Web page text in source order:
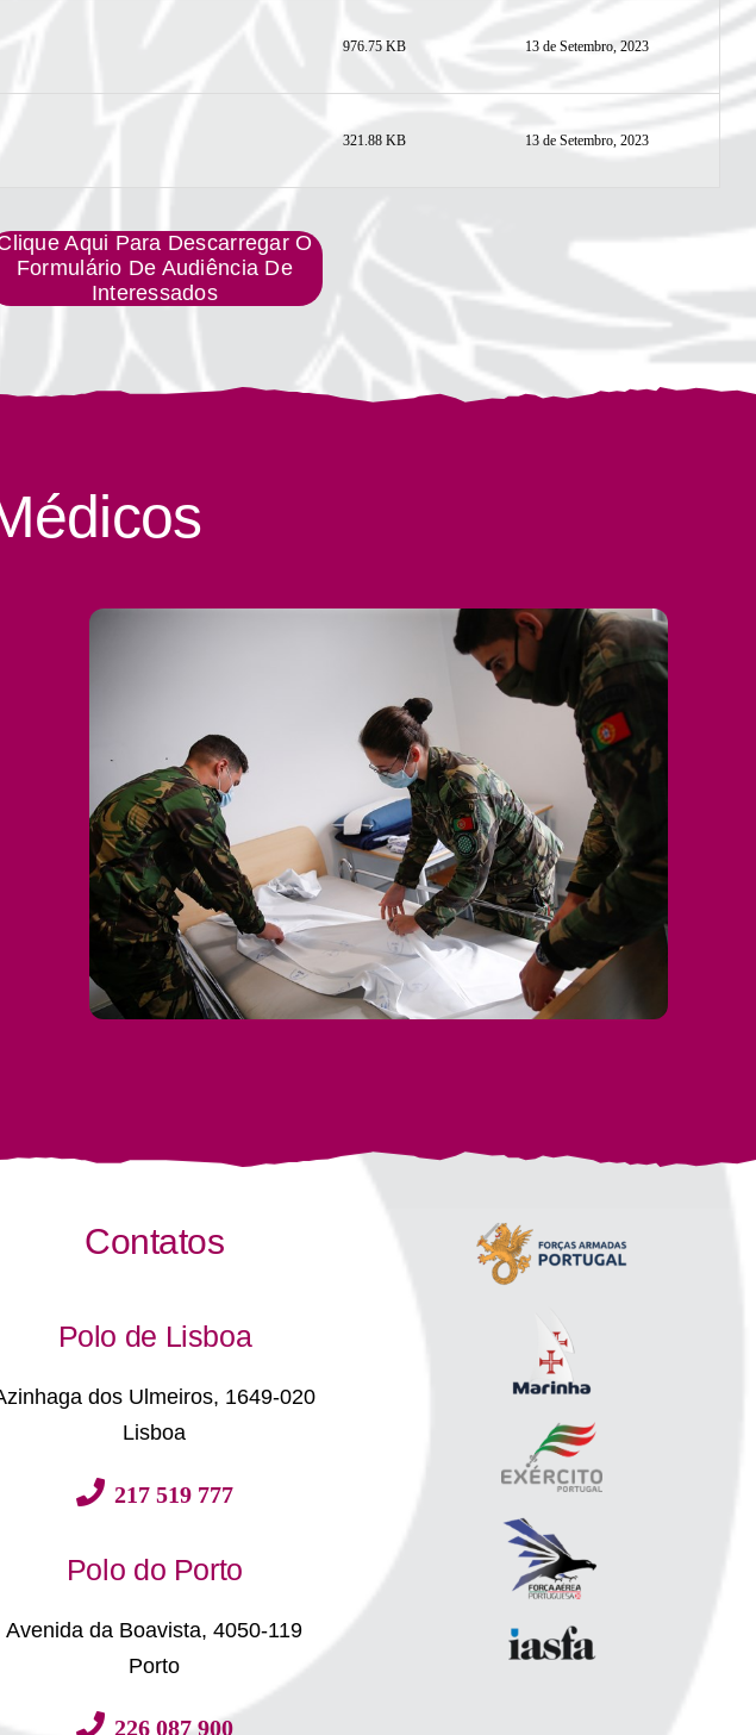
976.75 KB 13 de Setembro, 2023
321.88 KB 13 de Setembro, 2023
Aqui Para Descarregar O
Formulário De Audiência De
Interessados
Contatos
Polo de Lisboa
dos Ulmeiros, 1649-020
Lisboa
217 519 777
Polo do Porto
Avenida da Boavista, 4050-119
Porto
226 087 900